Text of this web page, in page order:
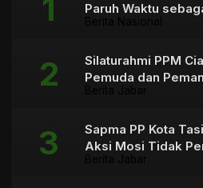
Paruh Waktu
Silaturahmi PPM
Pemuda dan
Sapma PP Kota
Aksi Mosi Tidak